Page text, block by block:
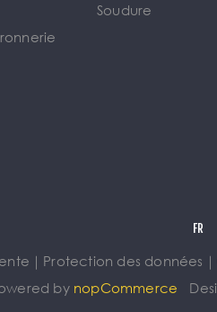
Soudure
｜ Protection des données ｜
by nopCommerce